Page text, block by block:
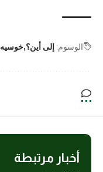
الوسوم: إلى أين؟ خوسيه
أخبار مرتبطة